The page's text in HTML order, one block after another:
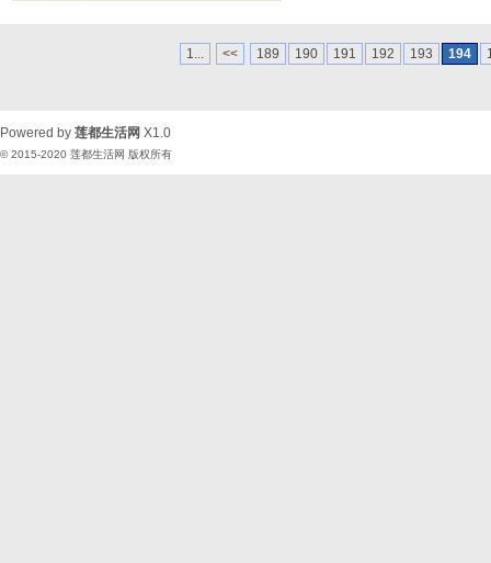
1... << 189 190 191 192 193 194
Powered by 莲都生活网 X1.0
© 2015-2020 莲都生活网 版权所有